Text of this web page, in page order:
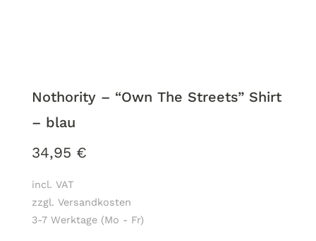
Nothority – “Own The Streets” Shirt
– blau
34,95 €
incl. VAT
zzgl. Versandkosten
3-7 Werktage (Mo - Fr)